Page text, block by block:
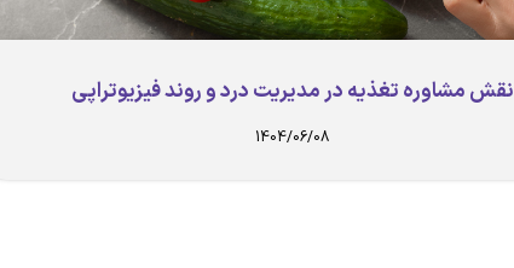
نقش مشاوره تغذیه در مدیریت درد و روند فیزیوتراپی
1404/06/08